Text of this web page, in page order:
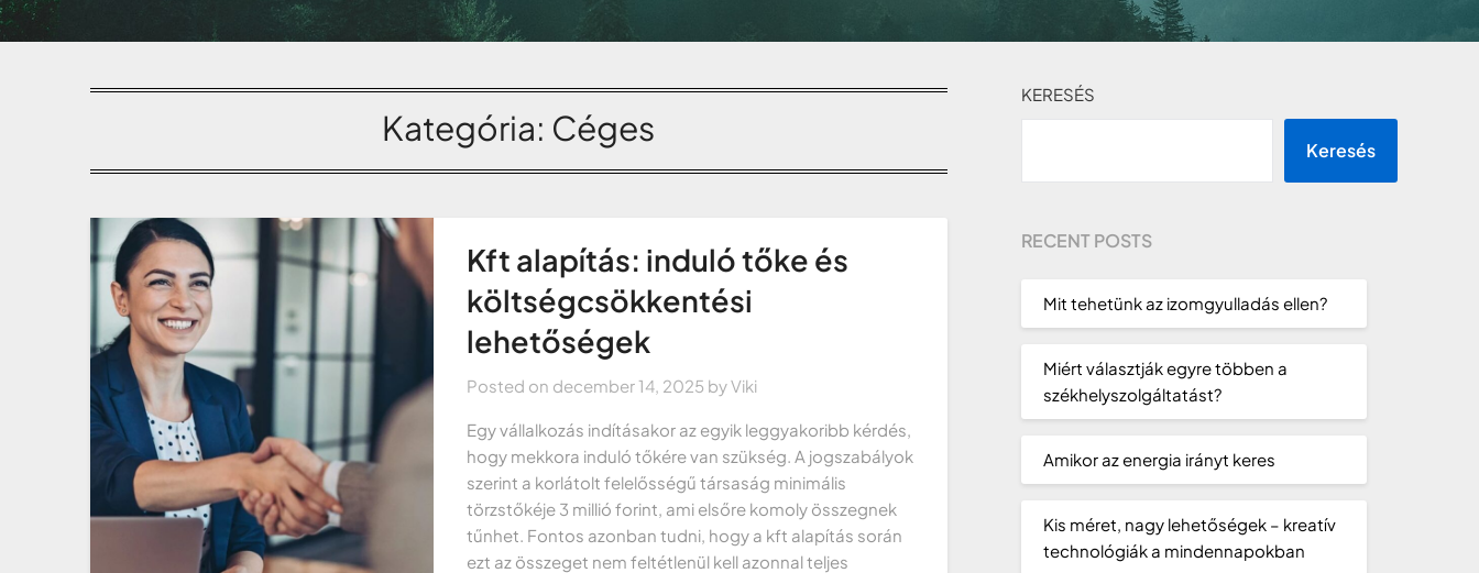
Kategória: Céges
Kft alapítás: induló tőke és
költségcsökkentési
lehetőségek
Posted on december 14, 2025 byViki
Egy vállalkozás indításakor az egyik leggyakoribb kérdés,
hogy mekkora induló tőkére van szükség. A jogszabályok
szerint a korlátolt felelősségű társaság minimális
törzstőkéje 3 millió forint, ami elsőre komoly összegnek
tűnhet. Fontos azonban tudni, hogy a kft alapítás során
ezt az összeget nem feltétlenül kell azonnal teljes
KERESÉS
Keresés
RECENT POSTS
Mit tehetünk az izomgyulladás ellen?
Miért választják egyre többen a
székhelyszolgáltatást?
Amikor az energia irányt keres
Kis méret, nagy lehetőségek – kreatív
technológiák a mindennapokban